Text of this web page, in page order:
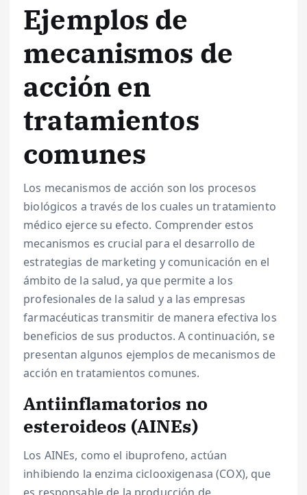
Ejemplos de
mecanismos de
acción en
tratamientos
comunes
Los mecanismos de acción son los procesos
biológicos a través de los cuales un tratamiento
médico ejerce su efecto. Comprender estos
mecanismos es crucial para el desarrollo de
estrategias de marketing y comunicación en el
ámbito de la salud, ya que permite a los
profesionales de la salud y a las empresas
farmacéuticas transmitir de manera efectiva los
beneficios de sus productos. A continuación, se
presentan algunos ejemplos de mecanismos de
acción en tratamientos comunes.
Antiinflamatorios no
esteroideos (AINEs)
Los AINEs, como el ibuprofeno, actúan
inhibiendo la enzima ciclooxigenasa (COX), que